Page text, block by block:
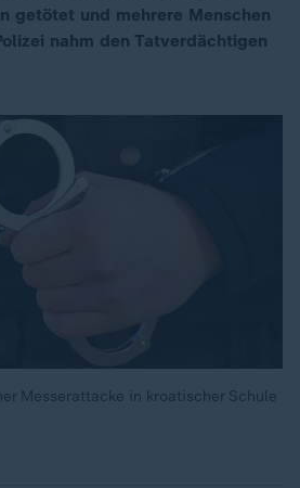
getötet und mehrere Menschen
nahm den Tatverdächtigen
Messerattacke in kroatischer Schule